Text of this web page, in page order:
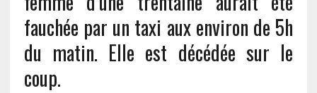
fauchée par un taxi aux environ de 5h
du matin. Elle est décédée sur le
coup.